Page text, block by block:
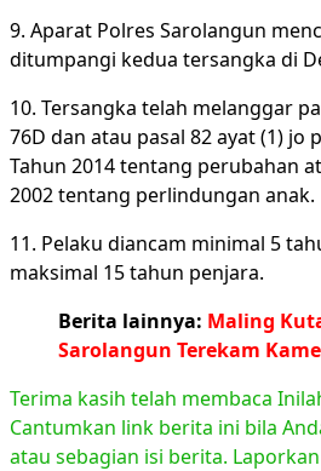
9. Aparat Polres Sarolangun
ditumpangi kedua tersangka di
10. Tersangka telah melanggar
76D dan atau pasal 82 ayat (1) jo
Tahun 2014 tentang perubahan
2002 tentang perlindungan anak.
11. Pelaku diancam minimal 5
maksimal 15 tahun penjara.
Berita lainnya: Maling
Sarolangun Terekam
Terima kasih telah membaca
Cantumkan link berita ini bila
atau sebagian isi berita.